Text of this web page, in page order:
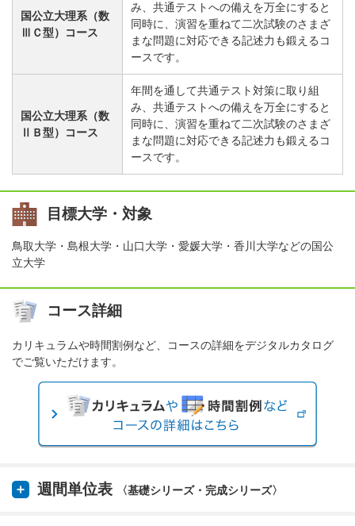
国公立大理系（数
ⅢＣ型）コース
み、共通テストへの備えを万全にすると
同時に、演習を重ねて二次試験のさまざ
まな問題に対応できる記述力も鍛えるコ
ースです。
国公立大理系（数
ⅡＢ型）コース
年間を通して共通テスト対策に取り組
み、共通テストへの備えを万全にすると
同時に、演習を重ねて二次試験のさまざ
まな問題に対応できる記述力も鍛えるコ
ースです。
目標大学・対象
鳥取大学・島根大学・山口大学・愛媛大学・香川大学などの国公
立大学
コース詳細
カリキュラムや時間割例など、コースの詳細をデジタルカタログ
でご覧いただけます。
週間単位表 〈基礎シリーズ・完成シリーズ〉